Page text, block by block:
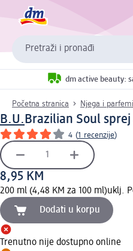
Pretraži i pronađi
dm active beauty:
Početna stranica Njega i parfemi
B.U.Brazilian Soul
4 (1 recenzije)
8,95 KM
200 ml (4,48 KM za 100 ml)uklj.
Dodati u korpu
Trenutno nije dostupno online